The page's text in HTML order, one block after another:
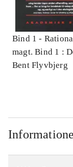
Bind 1 -
magt. Bind 1 :
konkretes
Bent Flyvbjerg